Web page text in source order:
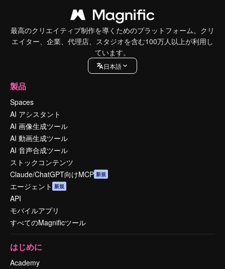
最高のクリエイティブ制作を導くためのプラットフォーム。クリ
エイター、企業、代理店、スタジオを含む100万人以上が利用し
ています。
日本語
製品
Spaces
AI アシスタント
AI 画像生成ツール
AI 動画生成ツール
AI 音声合成ツール
ストックコンテンツ
Claude/ChatGPT向けMCP 新規
エージェント 新規
API
モバイルアプリ
すべてのMagnificツール
はじめに
Academy